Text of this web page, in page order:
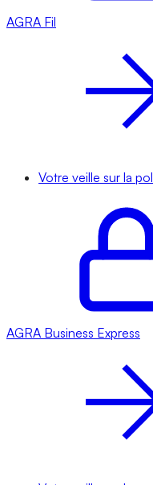
AGRA Fil
Votre veille sur la
AGRA Business Express